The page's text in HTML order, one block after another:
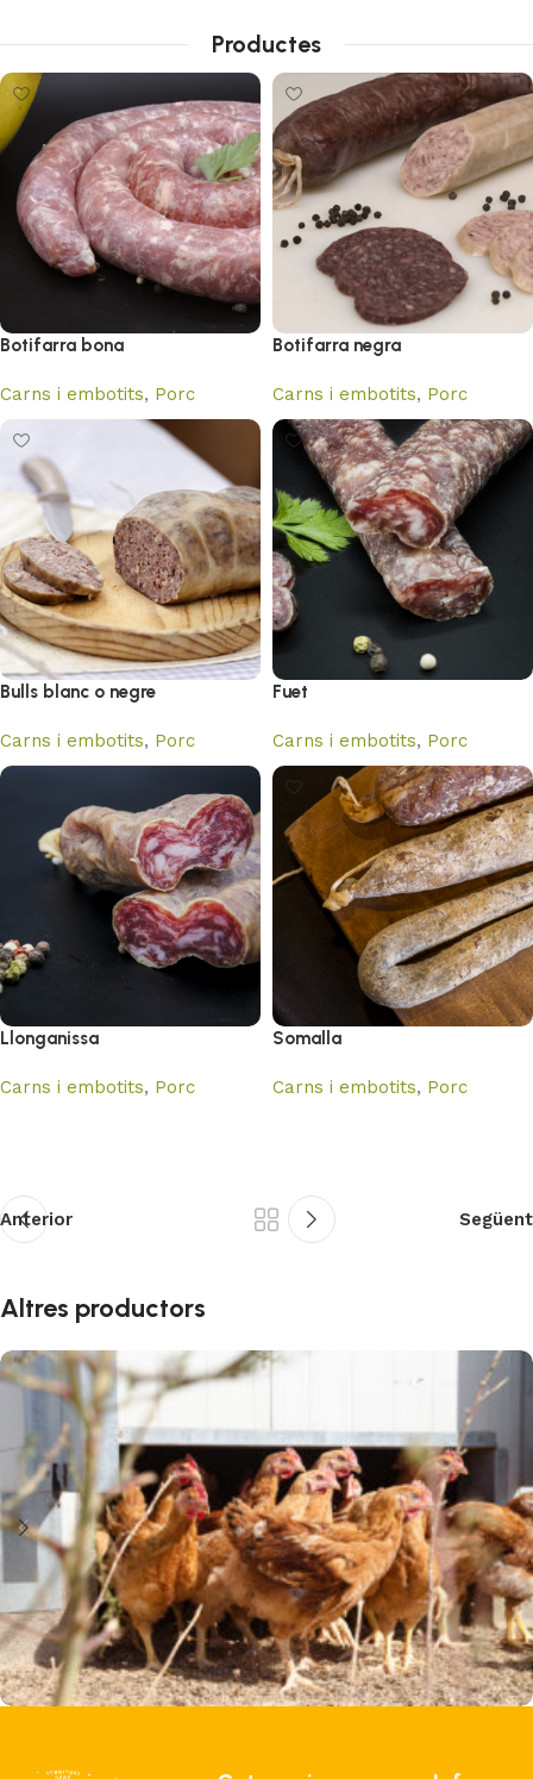
Productes
Botifarra bona
Carns i embotits, Porc
Botifarra negra
Carns i embotits, Porc
Bulls blanc o negre
Carns i embotits, Porc
Fuet
Carns i embotits, Porc
Llonganissa
Carns i embotits, Porc
Somalla
Carns i embotits, Porc
Anterior Següent
Altres productors